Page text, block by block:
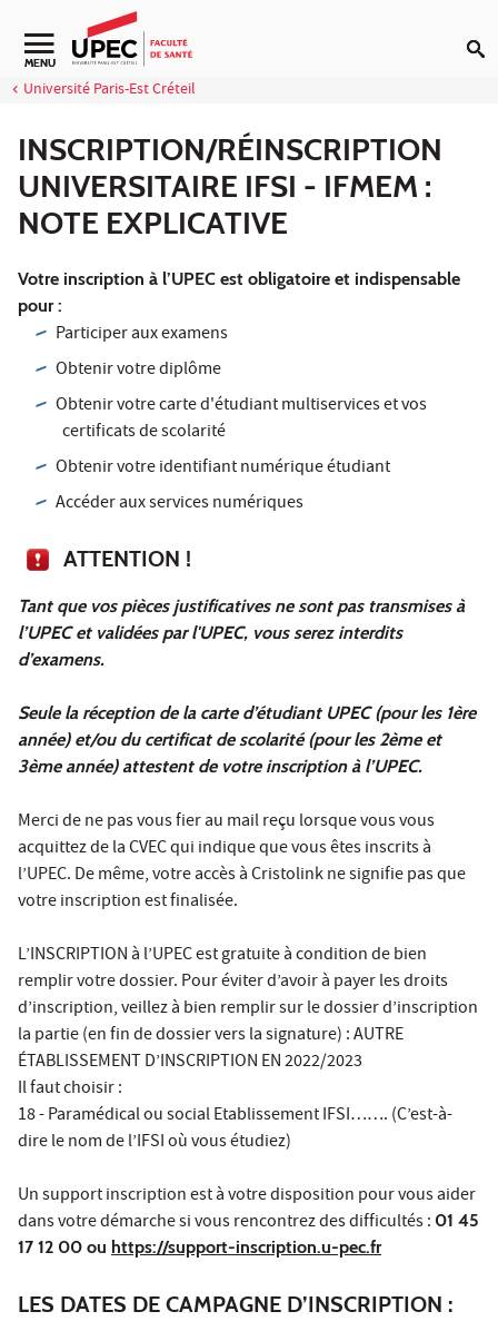
Aller au contenu
Navigation secondaire
MENU
Université Paris-Est Créteil
INSCRIPTION/RÉINSCRIPTION
UNIVERSITAIRE IFSI - IFMEM :
NOTE EXPLICATIVE
Votre inscription à l’UPEC est obligatoire et indispensable
pour :
Participer aux examens
Obtenir votre diplôme
Obtenir votre carte d'étudiant multiservices et vos
certificats de scolarité
Obtenir votre identifiant numérique étudiant
Accéder aux services numériques
ATTENTION !
Tant que vos pièces justificatives ne sont pas transmises à
l’UPEC et validées par l'UPEC, vous serez interdits
d’examens.
Seule la réception de la carte d’étudiant UPEC (pour les 1ère
année) et/ou du certificat de scolarité (pour les 2ème et
3ème année) attestent de votre inscription à l’UPEC.
Merci de ne pas vous fier au mail reçu lorsque vous vous
acquittez de la CVEC qui indique que vous êtes inscrits à
l’UPEC. De même, votre accès à Cristolink ne signifie pas que
votre inscription est finalisée.
L’INSCRIPTION à l’UPEC est gratuite à condition de bien
remplir votre dossier. Pour éviter d’avoir à payer les droits
d’inscription, veillez à bien remplir sur le dossier d’inscription
la partie (en fin de dossier vers la signature) : AUTRE
ÉTABLISSEMENT D’INSCRIPTION EN 2022/2023
Il faut choisir :
18 - Paramédical ou social Etablissement IFSI……. (C’est-à-
dire le nom de l’IFSI où vous étudiez)
Un support inscription est à votre disposition pour vous aider
dans votre démarche si vous rencontrez des difficultés : 01 45
17 12 00 ou https://support-inscription.u-pec.fr
LES DATES DE CAMPAGNE D’INSCRIPTION :